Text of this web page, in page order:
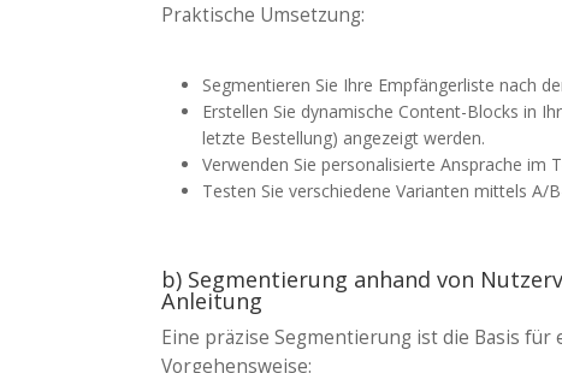
Praktische Umsetzung:
Segmentieren Sie Ihre Empfängerliste nach
Erstellen Sie dynamische Content-Blocks in
letzte Bestellung) angezeigt werden.
Verwenden Sie personalisierte Ansprache im
Testen Sie verschiedene Varianten mittels A/
b) Segmentierung anhand von
Anleitung
Eine präzise Segmentierung ist die Basis
Vorgehensweise: